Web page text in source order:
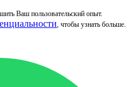
Ваш пользовательский опыт.
, чтобы узнать больше.